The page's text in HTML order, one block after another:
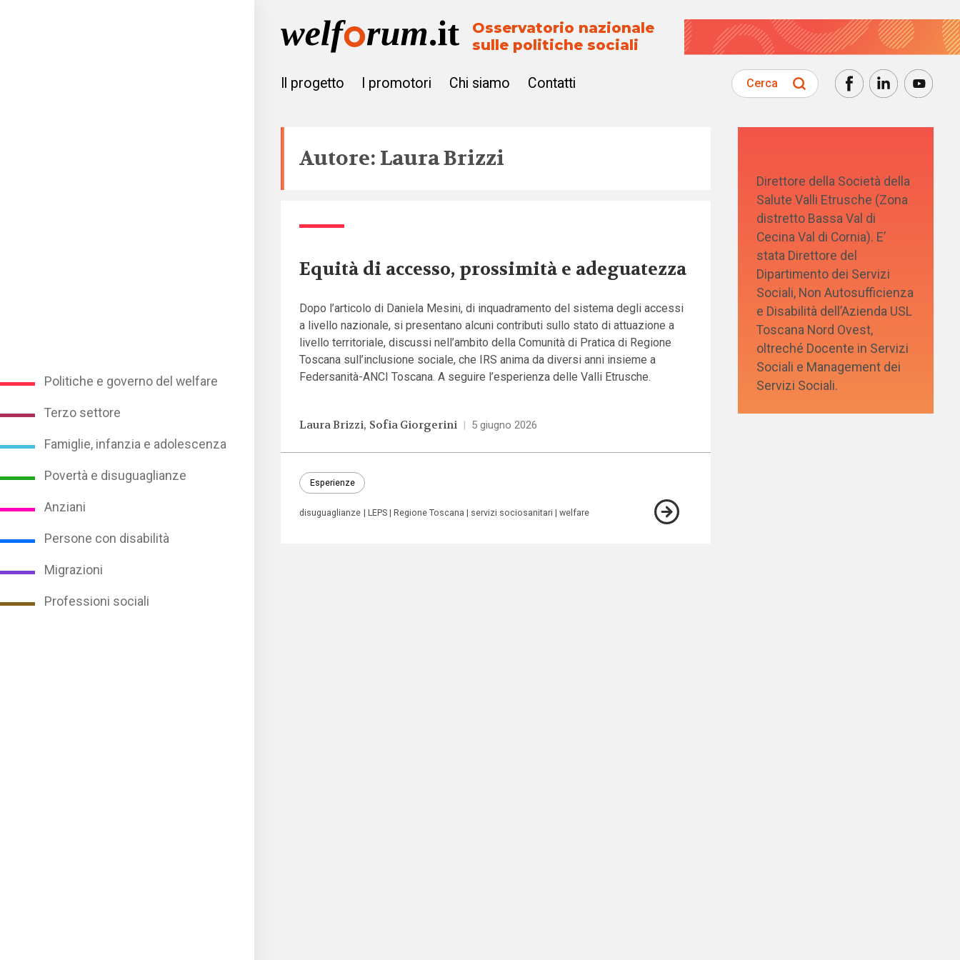
Politiche e governo del welfare
Terzo settore
Famiglie, infanzia e adolescenza
Povertà e disuguaglianze
Anziani
Persone con disabilità
Migrazioni
Professioni sociali
Osservatorio nazionale
sulle politiche sociali
Il progetto I promotori Chi siamo Contatti Cerca
Autore: Laura Brizzi
Equità di accesso, prossimità e adeguatezza
Dopo l’articolo di Daniela Mesini, di inquadramento del sistema degli accessi
a livello nazionale, si presentano alcuni contributi sullo stato di attuazione a
livello territoriale, discussi nell’ambito della Comunità di Pratica di Regione
Toscana sull’inclusione sociale, che IRS anima da diversi anni insieme a
Federsanità-ANCI Toscana. A seguire l’esperienza delle Valli Etrusche.
Laura Brizzi Sofia Giorgerini | 5 giugno 2026
Esperienze
disuguaglianze LEPS Regione Toscana servizi sociosanitari welfare
Direttore della Società della
Salute Valli Etrusche (Zona
distretto Bassa Val di
Cecina Val di Cornia). E’
stata Direttore del
Dipartimento dei Servizi
Sociali, Non Autosufficienza
e Disabilità dell’Azienda USL
Toscana Nord Ovest,
oltreché Docente in Servizi
Sociali e Management dei
Servizi Sociali.